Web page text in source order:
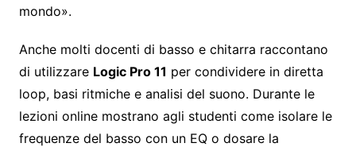
mondo».
Anche molti docenti di basso e chitarra raccontano
di utilizzare Logic Pro 11 per condividere in diretta
loop, basi ritmiche e analisi del suono. Durante le
lezioni online mostrano agli studenti come isolare le
frequenze del basso con un EQ o dosare la